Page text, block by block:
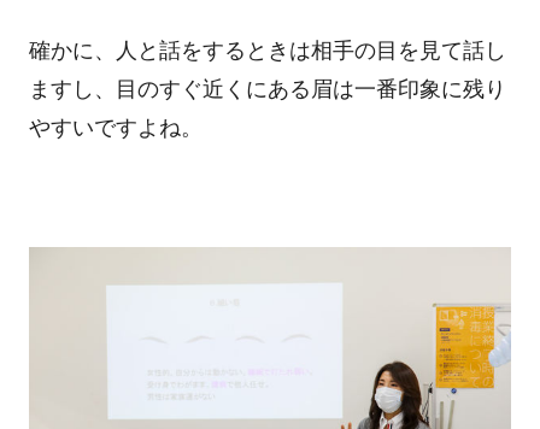
確かに、人と話をするときは相手の目を見て話し
ますし、目のすぐ近くにある眉は一番印象に残り
やすいですよね。